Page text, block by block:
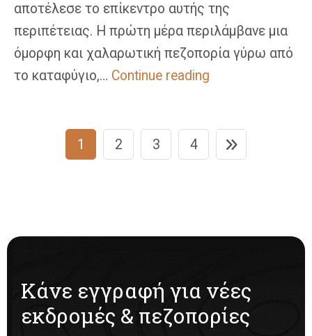
αποτέλεσε το επίκεντρο αυτής της
περιπέτειας. Η πρώτη μέρα περιλάμβανε μια
όμορφη και χαλαρωτική πεζοπορία γύρω από
το καταφύγιο,… Continue reading
Του
Ενιπέα
Στην
Καρδιά
Μας
Πλοήγηση
άρθρων
1 2 3 4
Κάνε εγγραφή για νέες
εκδρομές & πεζοπορίες